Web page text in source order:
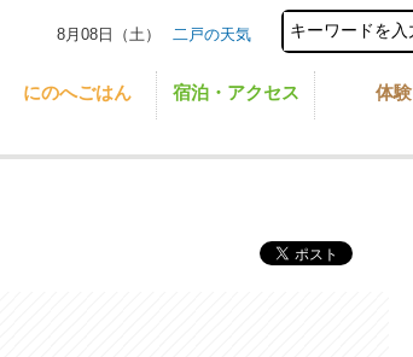
8月08日（土） 二戸の天気
にのへごはん 宿泊・アクセス 体験